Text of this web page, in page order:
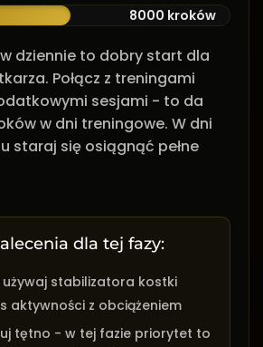
8000 kroków
dziennie to dobry start dla
Połącz z treningami
sesjami - to da
w dni treningowe. W dni
staraj się osiągnąć pełne
dla tej fazy:
używaj stabilizatora kostki
aktywności z obciążeniem
tętno - w tej fazie priorytet to